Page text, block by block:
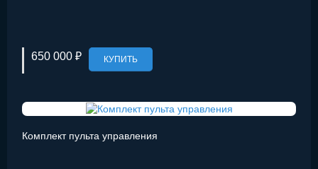
650 000 ₽ КУПИТЬ
Комплект пульта управления